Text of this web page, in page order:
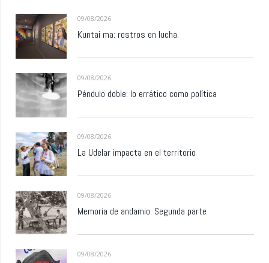
09/08/2026
Kuntai ma: rostros en lucha.
09/08/2026
Péndulo doble: lo errático como política
09/08/2026
La Udelar impacta en el territorio
09/08/2026
Memoria de andamio. Segunda parte
09/08/2026